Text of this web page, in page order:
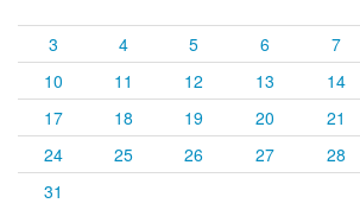
3
4 5 6 7
10
11 12 13 14
17
18 19 20 21
24
25 26 27 28
31